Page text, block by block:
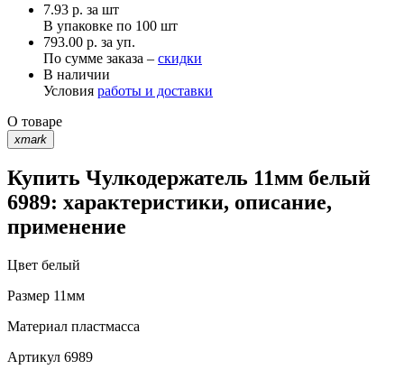
7.93 р. за шт
В упаковке по 100 шт
793.00 р. за уп.
По сумме заказа – скидки
В наличии
Условия работы и доставки
О товаре
xmark
Купить Чулкодержатель 11мм белый
6989: характеристики, описание,
применение
Цвет белый
Размер 11мм
Материал пластмасса
Артикул 6989